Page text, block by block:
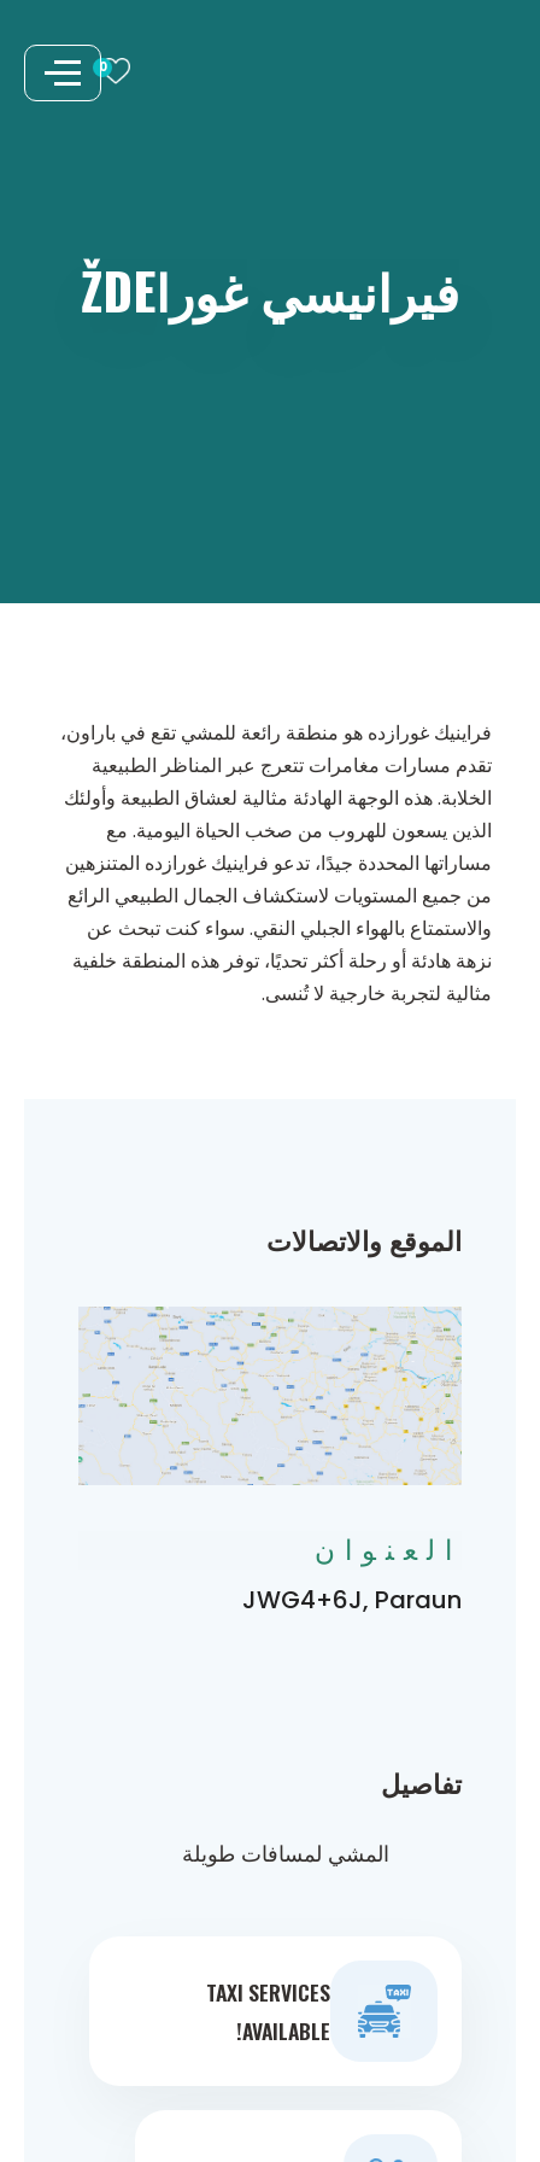
0
فيرانيسي غوراŽDE
فراينيك غورازده هو منطقة رائعة للمشي تقع في باراون،
تقدم مسارات مغامرات تتعرج عبر المناظر الطبيعية
الخلابة. هذه الوجهة الهادئة مثالية لعشاق الطبيعة وأولئك
الذين يسعون للهروب من صخب الحياة اليومية. مع
مساراتها المحددة جيدًا، تدعو فراينيك غورازده المتنزهين
من جميع المستويات لاستكشاف الجمال الطبيعي الرائع
والاستمتاع بالهواء الجبلي النقي. سواء كنت تبحث عن
نزهة هادئة أو رحلة أكثر تحديًا، توفر هذه المنطقة خلفية
مثالية لتجربة خارجية لا تُنسى.
تفاصيل
المشي لمسافات طويلة
TAXI SERVICES
AVAILABLE!
الموقع والاتصالات
العنوان
JWG4+6J, Paraun